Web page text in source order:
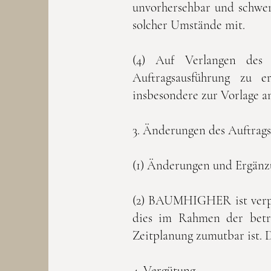
unvorhersehbar und
solcher Umstände mit.
(4) Auf Verlangen
Auftragsausführung zu
insbesondere zur Vorlage
3. Änderungen des Auftrags
(1) Änderungen und
(2) BAUMHIGHER ist
dies im Rahmen der
Zeitplanung zumutbar ist.